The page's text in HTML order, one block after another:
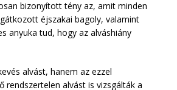
bizonyított tény az, amit minden
éjszakai bagoly, valamint
anyuka tud, hogy az alváshiány
alvást, hanem az ezzel
rendszertelen alvást is vizsgálták a